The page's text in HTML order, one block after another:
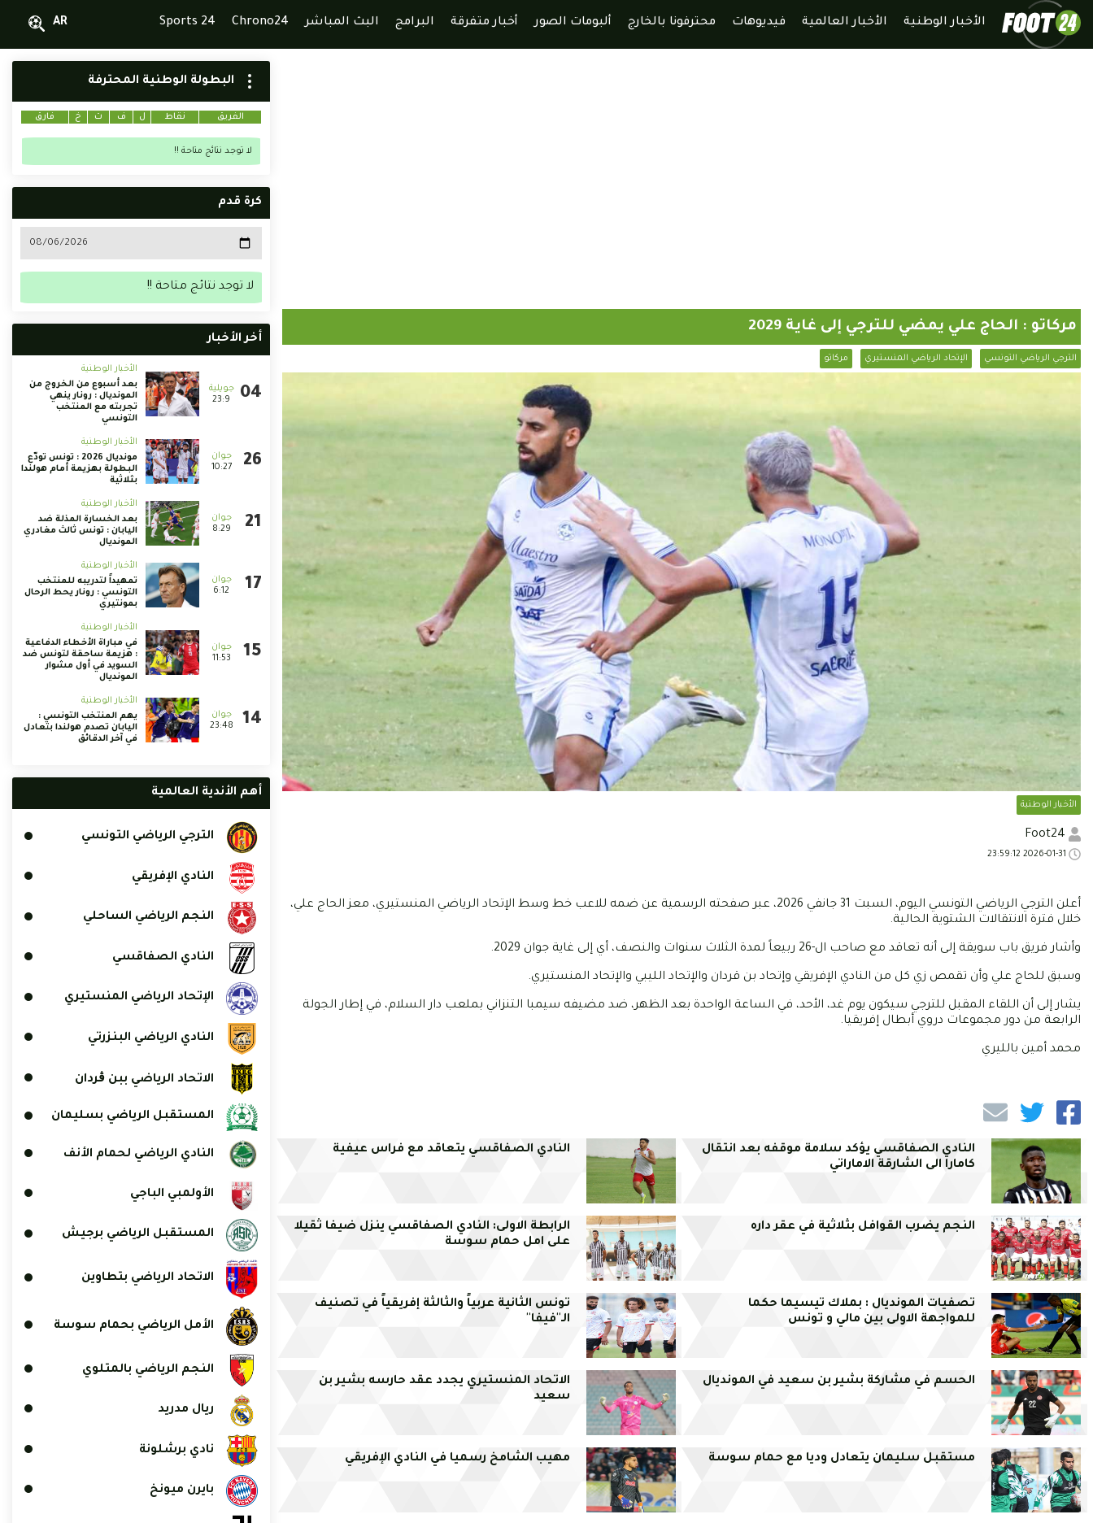
الأخبار الوطنية الأخبار العالمية فيديوهات محترفونا بالخارج ألبومات الصور أخبار متفرقة البرامج البث المباشر Chrono24
Sports 24
AR
مركاتو : الحاج علي يمضي للترجي إلى غاية 2029
الترجي الرياضي التونسي الإتحاد الرياضي المنستيري مركاتو
الأخبار الوطنية
أعلن الترجي الرياضي التونسي اليوم، السبت 31 جانفي 2026، عبر صفحته الرسمية عن ضمه للاعب خط وسط الإتحاد الرياضي المنستيري، معز الحاج علي،
خلال فترة الانتقالات الشتوية الحالية.
وأشار فريق باب سويقة إلى أنه تعاقد مع صاحب ال-26 ربيعاً لمدة الثلاث سنوات والنصف، أي إلى غاية جوان 2029.
وسبق للحاج علي وأن تقمص زي كل من النادي الإفريقي وإتحاد بن قردان والإتحاد الليبي والإتحاد المنستيري.
يشار إلى أن اللقاء المقبل للترجي سيكون يوم غد، الأحد، في الساعة الواحدة بعد الظهر، ضد مضيفه سيمبا التنزاني بملعب دار السلام، في إطار الجولة
الرابعة من دور مجموعات دروي أبطال إفريقيا.
محمد أمين بالليري
النادي الصفاقسي يؤكد سلامة موقفه بعد انتقال
كامارا الى الشارقة الاماراتي
النادي الصفاقسي يتعاقد مع فراس عيفية
النجم يضرب القوافل بثلاثية في عقر داره
الرابطة الاولى: النادي الصفاقسي ينزل ضيفا ثقيلا
على امل حمام سوسة
تصفيات المونديال : بملاك تيسيما حكما
للمواجهة الاولى بين مالي و تونس
تونس الثانية عربياً والثالثة إفريقياً في تصنيف
الـ''فيفا''
الحسم في مشاركة بشير بن سعيد في المونديال
الاتحاد المنستيري يجدد عقد حارسه بشير بن
سعيد
مستقبل سليمان يتعادل وديا مع حمام سوسة مهيب الشامخ رسميا في النادي الإفريقي
البطولة الوطنية المحترفة
الفريق نقاط ل ف ت خ فارق
لا توجد نتائج متاحة !!
كرة قدم
لا توجد نتائج متاحة !!
أخر الأخبار
23:9
الأخبار الوطنية
بعد أسبوع من الخروج من
المونديال : رونار ينهي
تجربته مع المنتخب
التونسي
10:27
الأخبار الوطنية
مونديال 2026 : تونس تودّع
البطولة بهزيمة أمام هولندا
بثلاثية
8:29
الأخبار الوطنية
بعد الخسارة المذلة ضد
اليابان : تونس ثالث مغادري
المونديال
6:12
الأخبار الوطنية
تمهيداً لتدريبه للمنتخب
التونسي : رونار يحط الرحال
بمونتيري
11:53
الأخبار الوطنية
في مباراة الأخطاء الدفاعية
: هزيمة ساحقة لتونس ضد
السويد في أول مشوار
المونديال
23:48
الأخبار الوطنية
يهم المنتخب التونسي :
اليابان تصدم هولندا بتعادل
في آخر الدقائق
أهم الأندية العالمية
الترجي الرياضي التونسي
النادي الإفريقي
النجم الرياضي الساحلي
النادي الصفاقسي
الإتحاد الرياضي المنستيري
النادي الرياضي البنزرتي
الاتحاد الرياضي ببن ڨردان
المستقبل الرياضي بسليمان
النادي الرياضي لحمام الأنف
الأولمبي الباجي
المستقبل الرياضي برجيش
الاتحاد الرياضي بتطاوين
الأمل الرياضي بحمام سوسة
النجم الرياضي بالمتلوي
ريال مدريد
نادي برشلونة
بايرن ميونخ